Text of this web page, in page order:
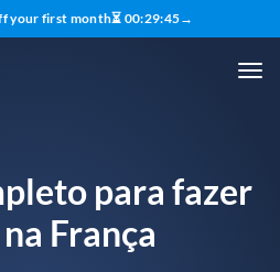
your first month⏳ 00:29:44→
para fazer
França